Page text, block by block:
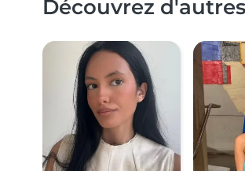
Découvrez